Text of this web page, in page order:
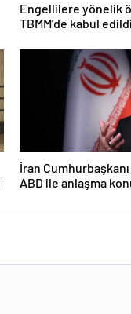
Engellilere yönelik
TBMM’de kabul edildi
İran Cumhurbaşkanı
ABD ile anlaşma